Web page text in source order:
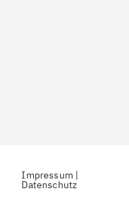
Impressum |
Datenschutz